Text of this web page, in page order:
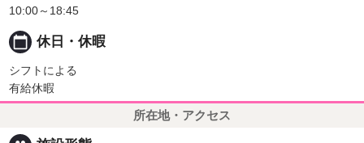
10:00～18:45
calendar_today 休日・休暇
シフトによる
有給休暇
所在地・アクセス